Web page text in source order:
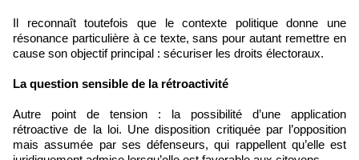
Il reconnaît toutefois que le contexte politique donne une
résonance particulière à ce texte, sans pour autant remettre en
cause son objectif principal : sécuriser les droits électoraux.
La question sensible de la rétroactivité
Autre point de tension : la possibilité d’une application
rétroactive de la loi. Une disposition critiquée par l’opposition
mais assumée par ses défenseurs, qui rappellent qu’elle est